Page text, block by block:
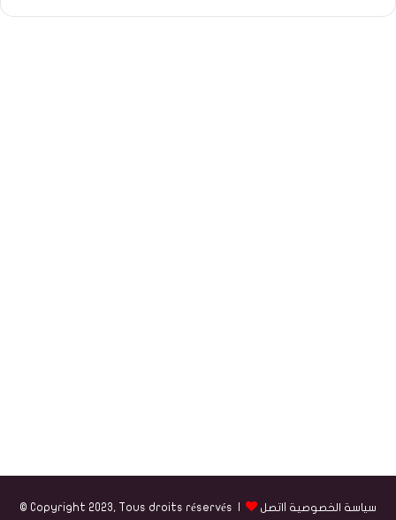
© Copyright 2023, Tous droits réservés | سياسة الخصوصية اتصل